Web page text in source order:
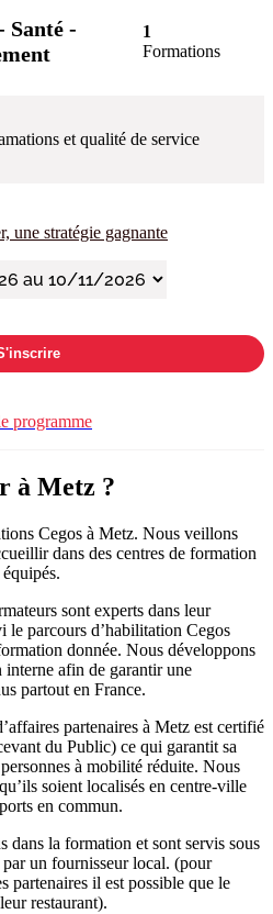
Santé -
1
Formations
et qualité de service
une stratégie gagnante
programme
à Metz ?
Cegos à Metz. Nous veillons
dans des centres de formation
sont experts dans leur
le parcours d’habilitation Cegos
donnée. Nous développons
interne afin de garantir une
partout en France.
partenaires à Metz est certifié
du Public) ce qui garantit sa
à mobilité réduite. Nous
soient localisés en centre-ville
en commun.
dans la formation et sont servis sous
un fournisseur local. (pour
partenaires il est possible que le
restaurant).